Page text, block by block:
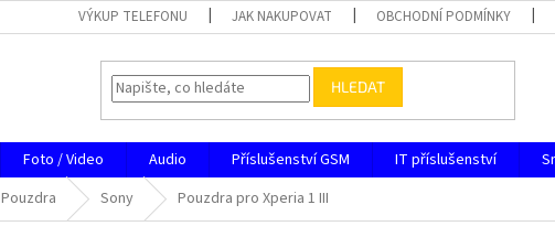
VÝKUP TELEFONU JAK NAKUPOVAT OBCHODNÍ PODMÍNKY
HLEDAT
Foto / Video Audio Příslušenství GSM IT příslušenství
Pouzdra Sony Pouzdra pro Xperia 1 III